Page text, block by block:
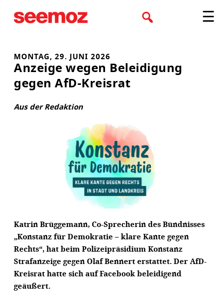
Inhalt
☰
MONTAG, 29. JUNI 2026
Anzeige wegen Beleidigung
gegen AfD-Kreisrat
Aus der Redaktion
Katrin Brüggemann, Co-Sprecherin des Bündnisses
„Konstanz für Demokratie – klare Kante gegen
Rechts“, hat beim Polizeipräsidium Konstanz
Strafanzeige gegen Olaf Bennert erstattet. Der AfD-
Kreisrat hatte sich auf Facebook beleidigend
geäußert.